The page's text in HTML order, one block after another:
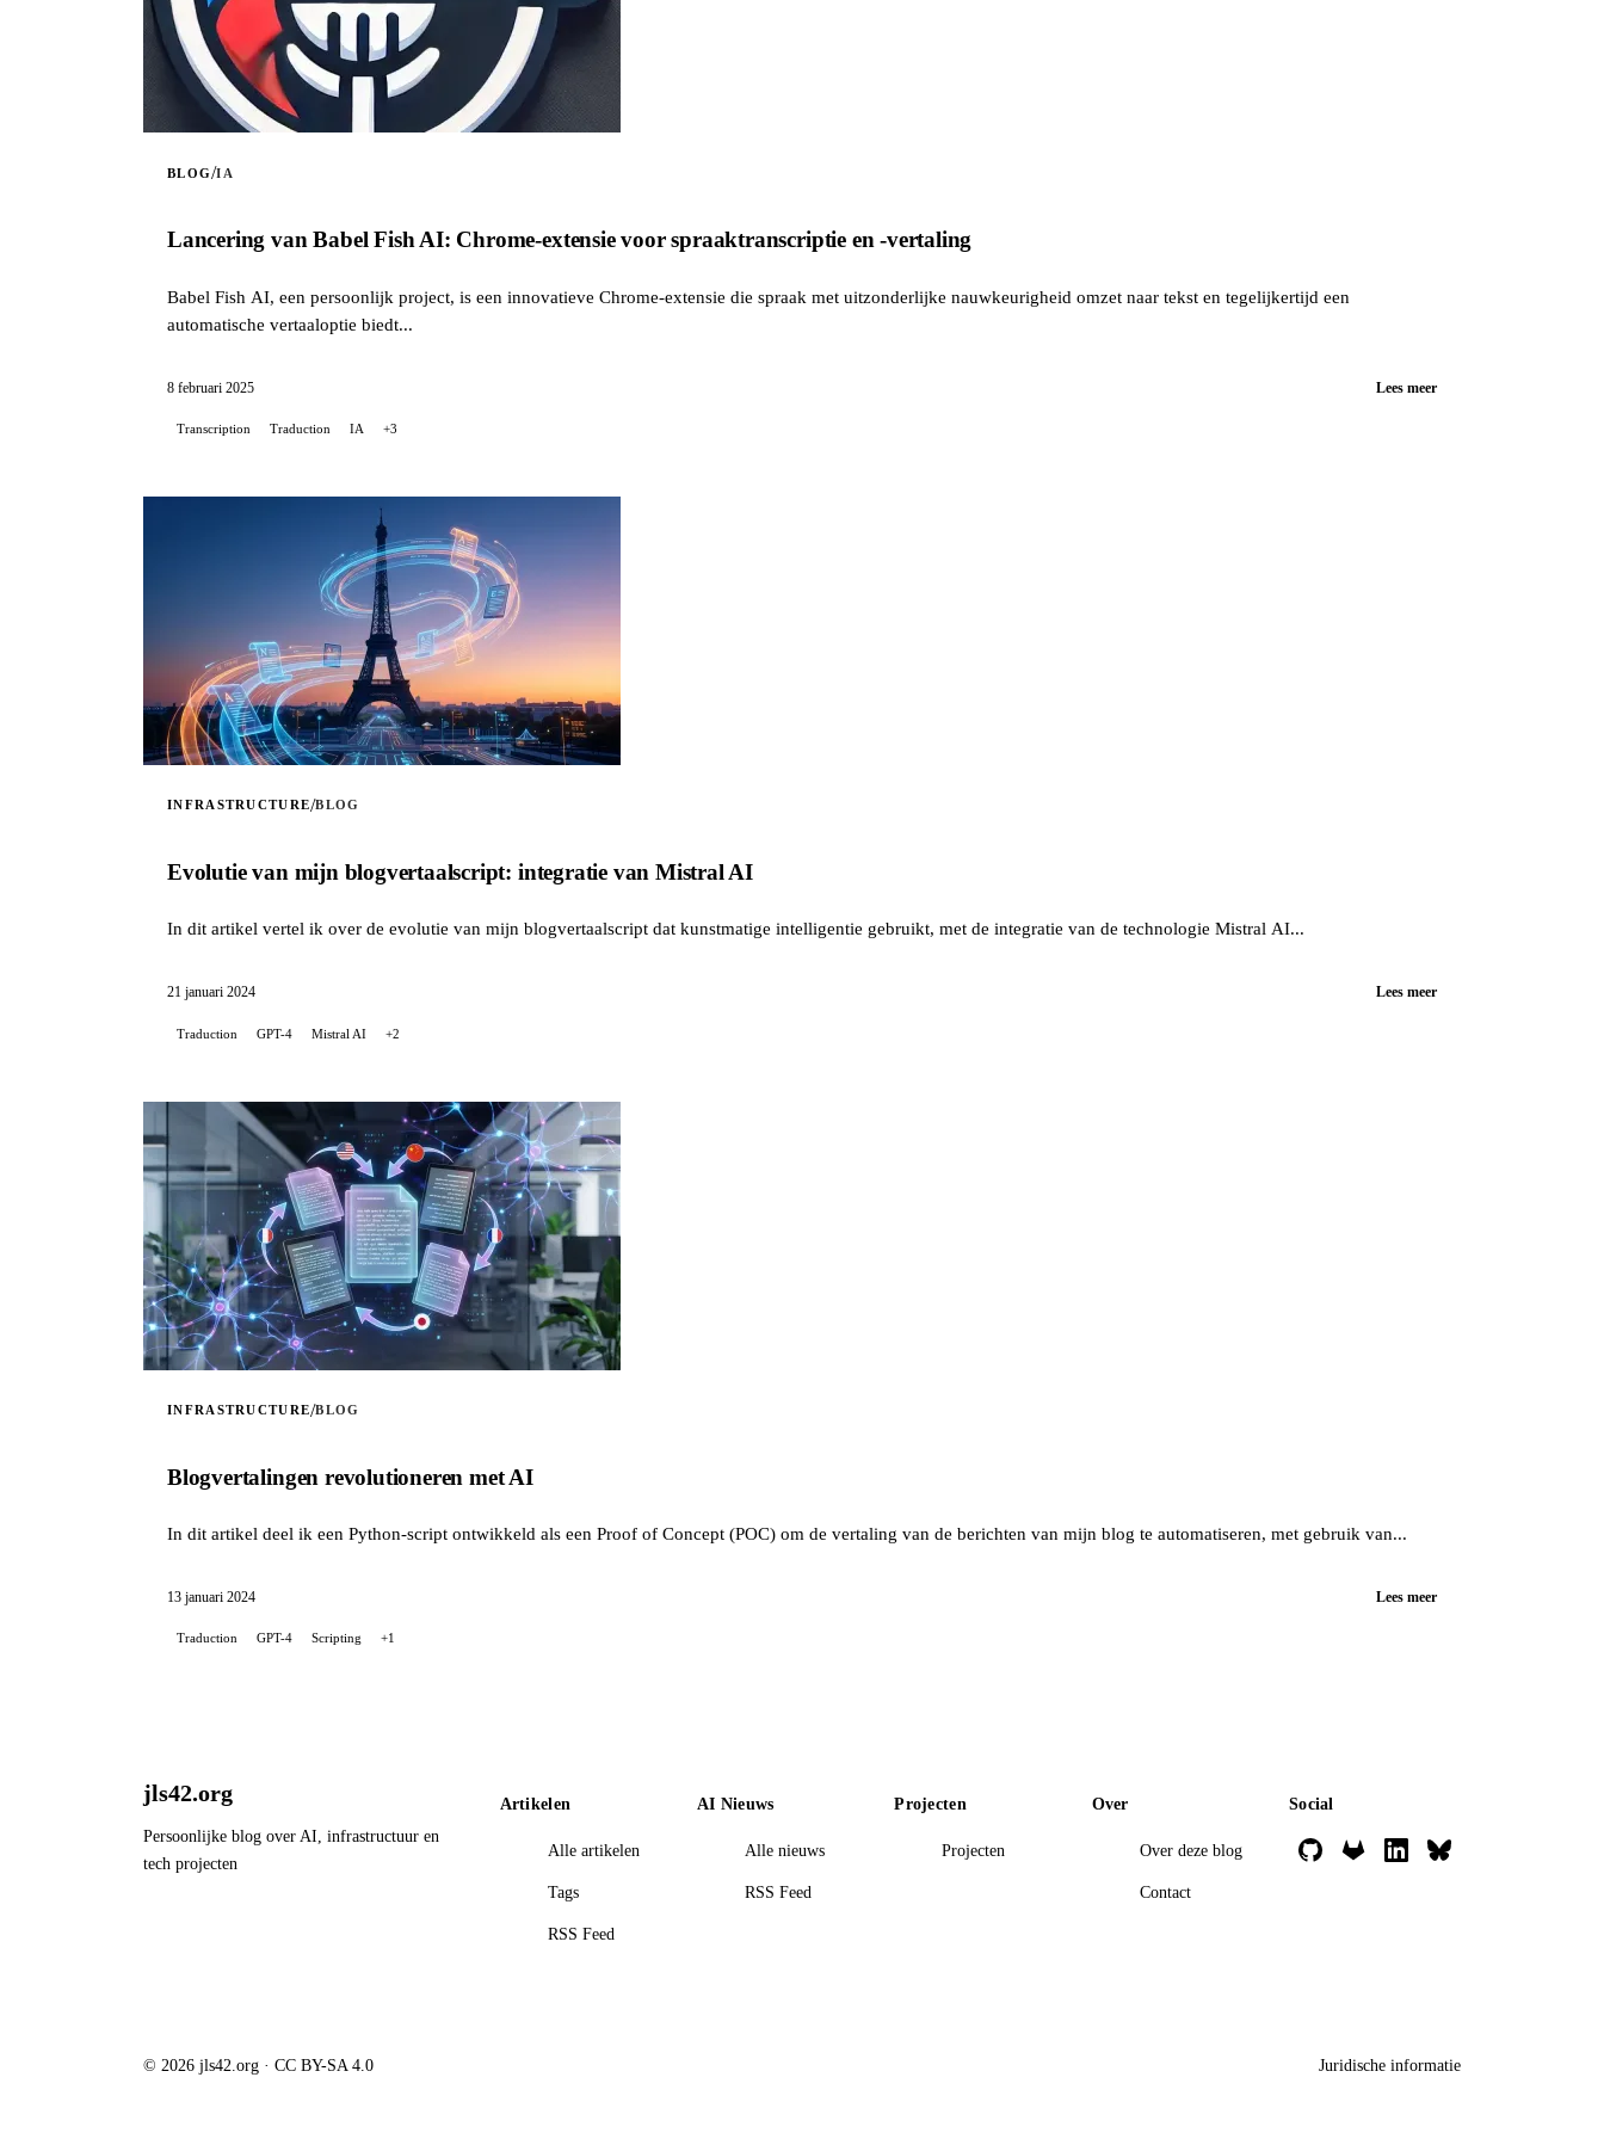
BLOG/IA
Lancering van Babel Fish AI: Chrome-extensie voor spraaktranscriptie en -vertaling
Babel Fish AI, een persoonlijk project, is een innovatieve Chrome-extensie die spraak met uitzonderlijke nauwkeurigheid omzet naar tekst en tegelijkertijd een
automatische vertaaloptie biedt...
8 februari 2025 Lees meer
Transcription Traduction IA +3
INFRASTRUCTURE/BLOG
Evolutie van mijn blogvertaalscript: integratie van Mistral AI
In dit artikel vertel ik over de evolutie van mijn blogvertaalscript dat kunstmatige intelligentie gebruikt, met de integratie van de technologie Mistral AI...
21 januari 2024 Lees meer
Traduction GPT-4 Mistral AI +2
INFRASTRUCTURE/BLOG
Blogvertalingen revolutioneren met AI
In dit artikel deel ik een Python-script ontwikkeld als een Proof of Concept (POC) om de vertaling van de berichten van mijn blog te automatiseren, met gebruik van...
13 januari 2024 Lees meer
Traduction GPT-4 Scripting +1
jls42.org
Persoonlijke blog over AI, infrastructuur en
tech projecten
Artikelen
Alle artikelen
Tags
RSS Feed
AI Nieuws
Alle nieuws
RSS Feed
Projecten
Projecten
Over
Over deze blog
Contact
Social
© 2026 jls42.org · CC BY-SA 4.0 Juridische informatie